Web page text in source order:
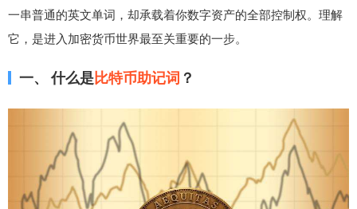
一串普通的英文单词，却承载着你数字资产的全部控制权。理解
它，是进入加密货币世界最至关重要的一步。
一、 什么是比特币助记词 ？